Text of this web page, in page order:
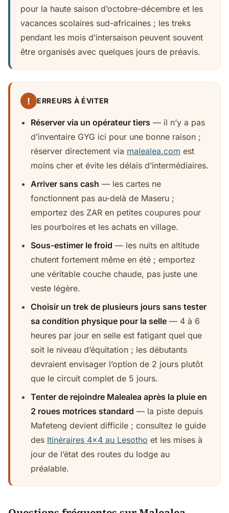
pour la haute saison d’octobre-décembre et les
vacances scolaires sud-africaines ; les treks
pendant les mois d’intersaison peuvent souvent
être organisés avec quelques jours de préavis.
! ERREURS À ÉVITER
Réserver via un opérateur tiers — il n’y a pas
d’inventaire GYG ici pour une bonne raison ;
réserver directement via malealea.com est
moins cher et évite les délais d’intermédiaires.
Arriver sans cash — les cartes ne
fonctionnent pas au-delà de Maseru ;
emportez des ZAR en petites coupures pour
les pourboires et les achats en village.
Sous-estimer le froid — les nuits en altitude
chutent fortement même en été ; emportez
une véritable couche chaude, pas juste une
veste légère.
Choisir un trek de plusieurs jours sans tester
sa condition physique pour la selle — 4 à 6
heures par jour en selle est fatigant quel que
soit le niveau d’équitation ; les débutants
devraient envisager l’option de 2 jours plutôt
que le circuit complet de 5 jours.
Tenter de rejoindre Malealea après la pluie en
2 roues motrices standard — la piste depuis
Mafeteng devient difficile ; consultez le guide
des Itinéraires 4x4 au Lesotho et les mises à
jour de l’état des routes du lodge au
préalable.